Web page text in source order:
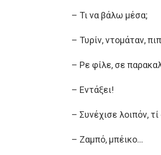
– Τι να βάλω μέσα;
– Τυρίν, ντομάταν,
– Ρε φίλε, σε
– Εντάξει!
– Συνέχισε λοιπόν,
– Ζαμπό, μπέικο…